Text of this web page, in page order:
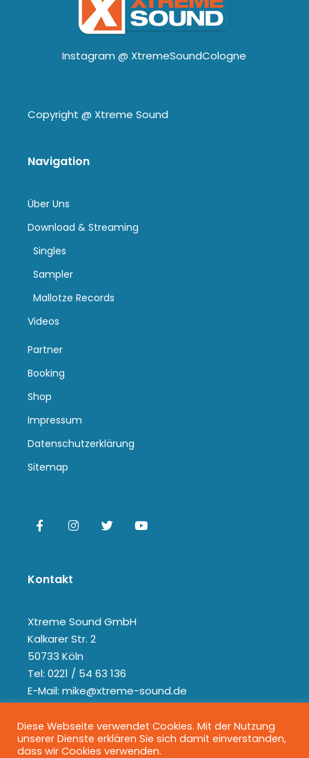
Instagram @ XtremeSoundCologne
Copyright @ Xtreme Sound
Navigation
Über Uns
Download & Streaming
Singles
Sampler
Mallotze Records
Videos
Partner
Booking
Shop
Impressum
Datenschutzerklärung
Sitemap
Kontakt
Xtreme Sound GmbH
Kalkarer Str. 2
50733 Köln
Tel: 0221 / 54 63 136
E-Mail: mike@xtreme-sound.de
Diese Webseite verwendet Cookies. Mit der Nutzung
unserer Dienste erklären Sie sich damit einverstanden,
dass wir Cookies verwenden.